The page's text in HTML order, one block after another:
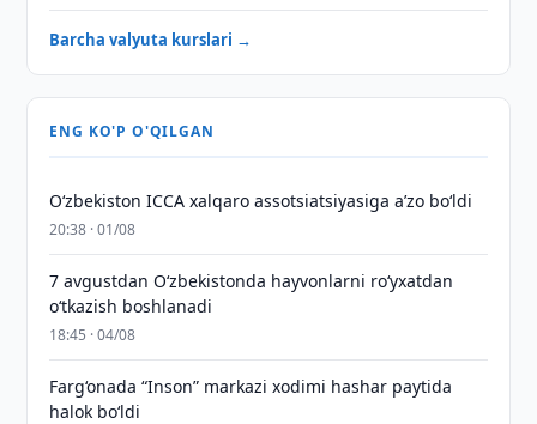
Barcha valyuta kurslari →
ENG KO'P O'QILGAN
O‘zbekiston ICCA xalqaro assotsiatsiyasiga aʼzo bo‘ldi
20:38 · 01/08
7 avgustdan O‘zbekistonda hayvonlarni ro‘yxatdan
o‘tkazish boshlanadi
18:45 · 04/08
Farg‘onada “Inson” markazi xodimi hashar paytida
halok bo‘ldi